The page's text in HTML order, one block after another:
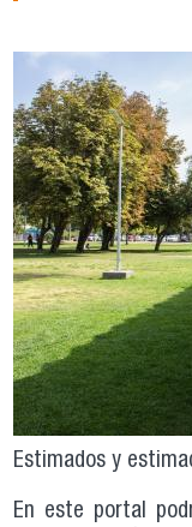
Estimados y
En este portal